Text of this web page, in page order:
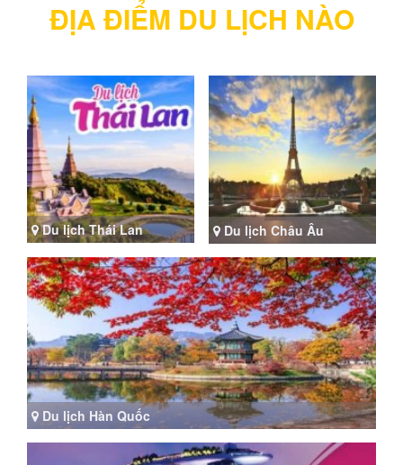
ĐỊA ĐIỂM DU LỊCH NÀO
Du lịch Thái Lan Du lịch Châu Âu
Du lịch Hàn Quốc